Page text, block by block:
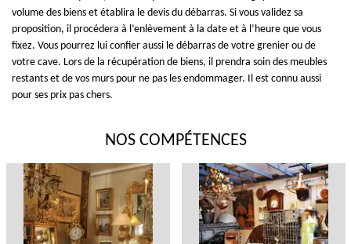
volume des biens et établira le devis du débarras. Si vous validez sa
proposition, il procédera à l’enlèvement à la date et à l’heure que vous
fixez. Vous pourrez lui confier aussi le débarras de votre grenier ou de
votre cave. Lors de la récupération de biens, il prendra soin des meubles
restants et de vos murs pour ne pas les endommager. Il est connu aussi
pour ses prix pas chers.
NOS COMPÉTENCES